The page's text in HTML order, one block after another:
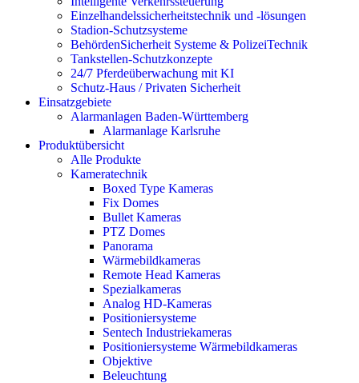
Einzelhandelssicherheitstechnik und -lösungen
Stadion-Schutzsysteme
BehördenSicherheit Systeme & PolizeiTechnik
Tankstellen-Schutzkonzepte​
24/7 Pferdeüberwachung mit KI
Schutz-Haus / Privaten Sicherheit
Einsatzgebiete
Alarmanlagen Baden-Württemberg
Alarmanlage Karlsruhe
Produktübersicht
Alle Produkte
Kameratechnik
Boxed Type Kameras
Fix Domes
Bullet Kameras
PTZ Domes
Panorama
Wärmebildkameras
Remote Head Kameras
Spezialkameras
Analog HD-Kameras
Positioniersysteme
Sentech Industriekameras
Positioniersysteme Wärmebildkameras
Objektive
Beleuchtung